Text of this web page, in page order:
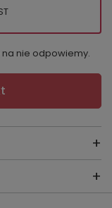
nie odpowiemy.